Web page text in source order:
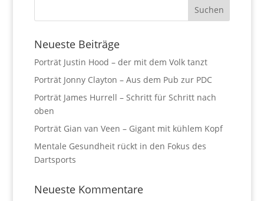
Neueste Beiträge
Porträt Justin Hood – der mit dem Volk tanzt
Porträt Jonny Clayton – Aus dem Pub zur PDC
Porträt James Hurrell – Schritt für Schritt nach
oben
Porträt Gian van Veen – Gigant mit kühlem Kopf
Mentale Gesundheit rückt in den Fokus des
Dartsports
Neueste Kommentare